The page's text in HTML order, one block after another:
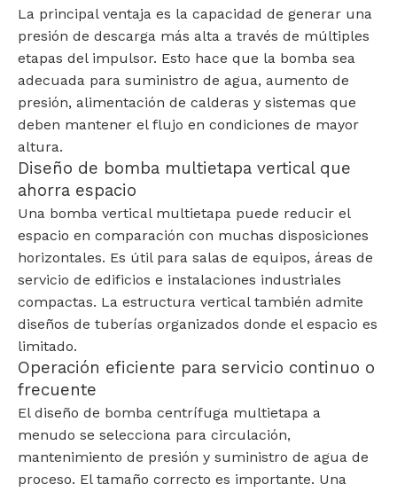
La principal ventaja es la capacidad de generar una
presión de descarga más alta a través de múltiples
etapas del impulsor. Esto hace que la bomba sea
adecuada para suministro de agua, aumento de
presión, alimentación de calderas y sistemas que
deben mantener el flujo en condiciones de mayor
altura.
Diseño de bomba multietapa vertical que
ahorra espacio
Una bomba vertical multietapa puede reducir el
espacio en comparación con muchas disposiciones
horizontales. Es útil para salas de equipos, áreas de
servicio de edificios e instalaciones industriales
compactas. La estructura vertical también admite
diseños de tuberías organizados donde el espacio es
limitado.
Operación eficiente para servicio continuo o
frecuente
El diseño de bomba centrífuga multietapa a
menudo se selecciona para circulación,
mantenimiento de presión y suministro de agua de
proceso. El tamaño correcto es importante. Una